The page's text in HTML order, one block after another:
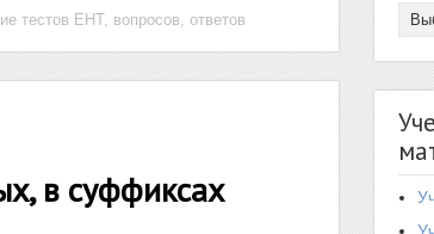
тестов ЕНТ, вопросов, ответов
в суффиксах